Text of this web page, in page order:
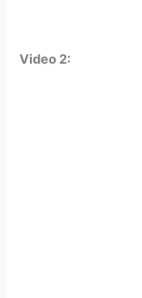
Video 2: